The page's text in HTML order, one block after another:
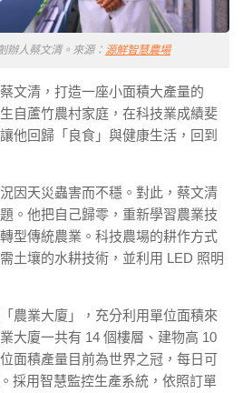
辦人蔡文清。來源： 源鮮智慧農場
文清，打造一座小面積大產量的
自蘆竹農村家庭，在科技業成績斐
他回歸「良食」與健康生活，回到
因天災蟲害而不穩。對此，蔡文清
。他把自己歸零，重新學習農業技
型傳統農業。科技農場的耕作方式
土壤的水耕技術，並利用 LED 照明
農業大廈」，充分利用單位面積來
大廈一共有 14 個樓層、建物高 10
面積產量目前為世界之冠，每日可
採用智慧監控生產系統，依照訂單